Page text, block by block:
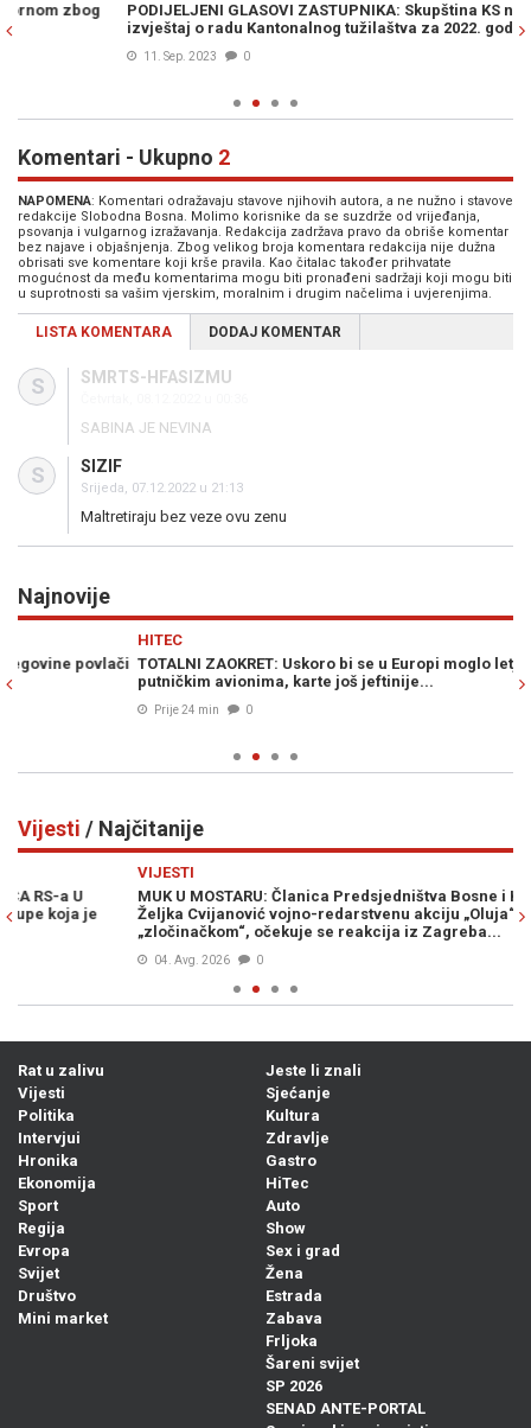
PODIJELJENI GLASOVI ZASTUPNIKA: Skupština KS nije usvojila
izvještaj o radu Kantonalnog tužilaštva za 2022. godinu
0
Komentari - Ukupno 2
NAPOMENA: Komentari odražavaju stavove njihovih autora, a ne nužno i stavove
redakcije Slobodna Bosna. Molimo korisnike da se suzdrže od vrijeđanja,
psovanja i vulgarnog izražavanja. Redakcija zadržava pravo da obriše komentar
bez najave i objašnjenja. Zbog velikog broja komentara redakcija nije dužna
obrisati sve komentare koji krše pravila. Kao čitalac također prihvatate
mogućnost da među komentarima mogu biti pronađeni sadržaji koji mogu biti
u suprotnosti sa vašim vjerskim, moralnim i drugim načelima i uvjerenjima.
LISTA KOMENTARA DODAJ KOMENTAR
S SMRTS-HFASIZMU
SABINA JE NEVINA
S SIZIF
Srijeda, 07.12.2022 u 21:13
Maltretiraju bez veze ovu zenu
Najnovije
TOTALNI ZAOKRET: Uskoro bi se u Europi moglo letjeti elektičnim
putničkim avionima, karte još jeftinije...
Vijesti / Najčitanije
MUK U MOSTARU: Članica Predsjedništva Bosne i Hercegovine
Željka Cvijanović vojno-redarstvenu akciju „Oluja“ nazvala
„zločinačkom“, očekuje se reakcija iz Zagreba...
0
Rat u zalivu
Vijesti
Politika
Intervjui
Hronika
Ekonomija
Sport
Regija
Evropa
Svijet
Društvo
Mini market
Jeste li znali
Sjećanje
Kultura
Zdravlje
Gastro
HiTec
Auto
Show
Sex i grad
Žena
Estrada
Zabava
Frljoka
Šareni svijet
SP 2026
SENAD ANTE-PORTAL